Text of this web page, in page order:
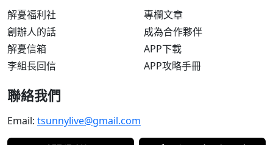
解憂福利社
創辦人的話
解憂信箱
李組長回信
專欄文章
成為合作夥伴
APP下載
APP攻略手冊
聯絡我們
Email: tsunnylive@gmail.com